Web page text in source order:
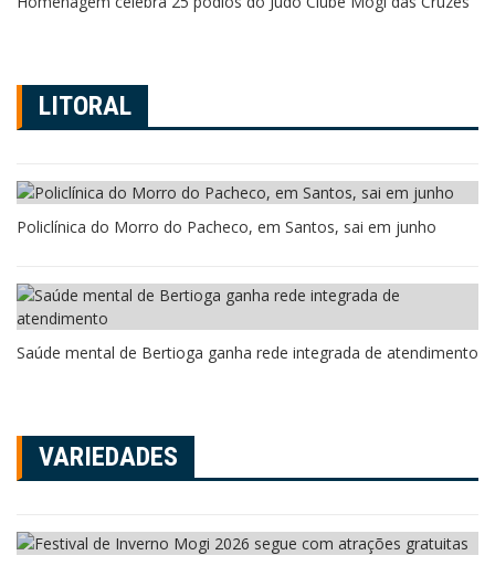
LITORAL
Policlínica do Morro do Pacheco, em Santos, sai em junho
Saúde mental de Bertioga ganha rede integrada de atendimento
VARIEDADES